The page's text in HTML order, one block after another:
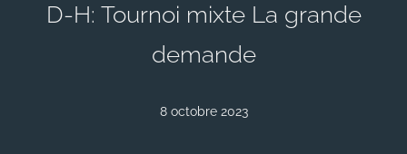
D-H: Tournoi mixte La grande
demande
8 octobre 2023